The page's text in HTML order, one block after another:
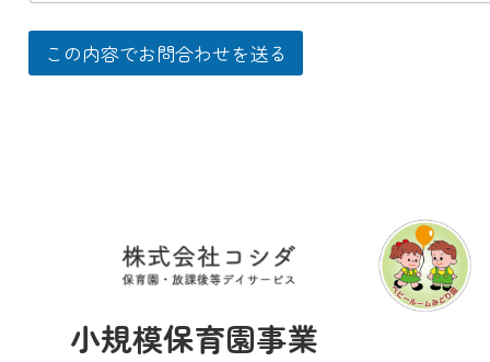
この内容でお問合わせを送る
小規模保育園事業